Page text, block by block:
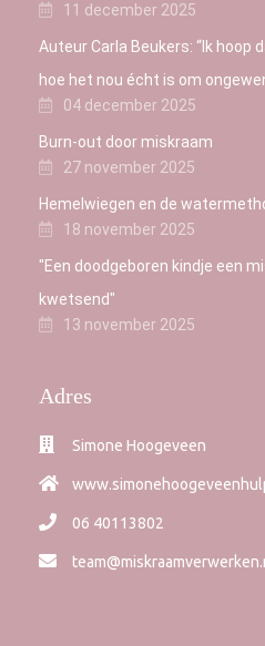
11 december 2025
Auteur Carla Beukers: “Ik hoop
hoe het nou écht is om
04 december 2025
Burn-out door miskraam
27 november 2025
Hemelwiegen en de
18 november 2025
"Een doodgeboren kindje een
kwetsend"
13 november 2025
Adres
Simone Hoogeveen
06 40113802